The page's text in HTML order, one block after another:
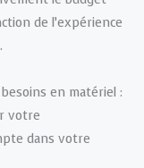
de l’expérience
en matériel :
votre
dans votre